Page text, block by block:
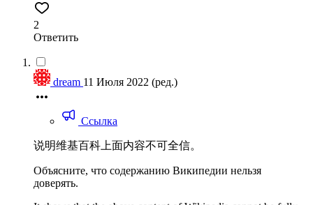
2
Ответить
dream 11 Июля 2022 (ред.)
Ссылка
说明维基百科上面内容不可全信。
Объясните, что содержанию Википедии нельзя
доверять.